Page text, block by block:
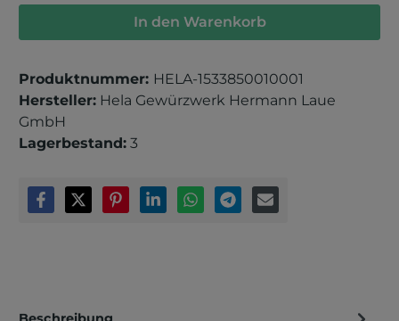
In den Warenkorb
Produktnummer: HELA-1533850010001
Hersteller: Hela Gewürzwerk Hermann Laue
GmbH
Lagerbestand: 3